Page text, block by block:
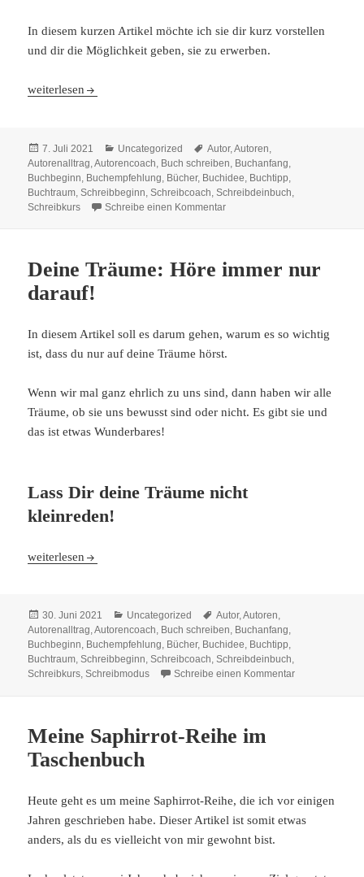
In diesem kurzen Artikel möchte ich sie dir kurz vorstellen
und dir die Möglichkeit geben, sie zu erwerben.
Meine Mondauge-Bücher im Taschenbuch
weiterlesen
Veröffentlicht
am
7. Juli 2021 Kategorien
Uncategorized Schlagwörter
Autor,Autoren,
Autorenalltrag,Autorencoach, Buch schreiben, Buchanfang,
Buchbeginn, Buchempfehlung, Bücher, Buchidee, Buchtipp,
Buchtraum,Schreibbeginn,Schreibcoach,Schreibdeinbuch,
Schreibkurs
Schreibe einen Kommentarzu Meine Mondauge-Bücher
Deine Träume: Höre immer nur
darauf!
In diesem Artikel soll es darum gehen, warum es so wichtig
ist, dass du nur auf deine Träume hörst.
Wenn wir mal ganz ehrlich zu uns sind, dann haben wir alle
Träume, ob sie uns bewusst sind oder nicht. Es gibt sie und
das ist etwas Wunderbares!
Lass Dir deine Träume nicht
kleinreden!
Deine Träume: Höre immer nur darauf!
weiterlesen
Veröffentlicht
am
30. Juni 2021 Kategorien
Uncategorized Schlagwörter
Autor,Autoren,
Autorenalltrag,Autorencoach, Buch schreiben, Buchanfang,
Buchbeginn, Buchempfehlung, Bücher, Buchidee, Buchtipp,
Buchtraum,Schreibbeginn,Schreibcoach,Schreibdeinbuch,
Schreibkurs,Schreibmodus Schreibe einen Kommentarzu Deine
Meine Saphirrot-Reihe im
Taschenbuch
Heute geht es um meine Saphirrot-Reihe, die ich vor einigen
Jahren geschrieben habe. Dieser Artikel ist somit etwas
anders, als du es vielleicht von mir gewohnt bist.